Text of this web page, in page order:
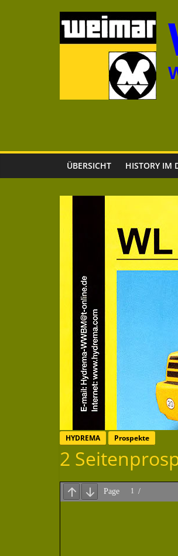
ÜBERSICHT HISTORY IM
HYDREMA Prospekte
2